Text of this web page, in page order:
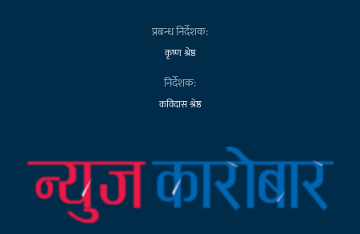
प्रबन्ध निर्देशक:
कृष्ण श्रेष्ठ
निर्देशक:
कविदास श्रेष्ठ